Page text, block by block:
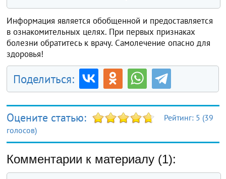
Информация является обобщенной и предоставляется
в ознакомительных целях. При первых признаках
болезни обратитесь к врачу. Самолечение опасно для
здоровья!
Поделиться:
Оцените статью: Рейтинг: 5 (39
голосов)
Комментарии к материалу (1):